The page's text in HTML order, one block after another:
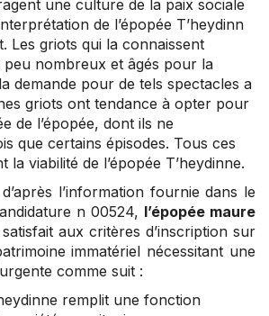
une culture de la paix sociale
de l’épopée T’heydinn
Les griots qui la connaissent
nombreux et âgés pour la
demande pour de tels spectacles a
griots ont tendance à opter pour
de l’épopée, dont ils ne
que certains épisodes. Tous ces
la viabilité de l’épopée T’heydinne.
l’information fournie dans le
n 00524, l’épopée maure
satisfait aux critères d’inscription sur
immatériel nécessitant une
comme suit :
remplit une fonction